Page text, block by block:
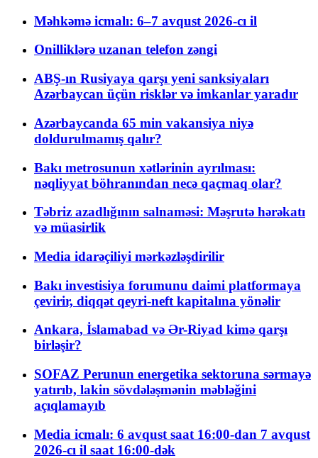
Məhkəmə icmalı: 6–7 avqust 2026-cı il
Onilliklərə uzanan telefon zəngi
ABŞ-ın Rusiyaya qarşı yeni sanksiyaları
Azərbaycan üçün risklər və imkanlar yaradır
Azərbaycanda 65 min vakansiya niyə
doldurulmamış qalır?
Bakı metrosunun xətlərinin ayrılması:
nəqliyyat böhranından necə qaçmaq olar?
Təbriz azadlığının salnaməsi: Məşrutə hərəkatı
və müasirlik
Media idarəçiliyi mərkəzləşdirilir
Bakı investisiya forumunu daimi platformaya
çevirir, diqqət qeyri-neft kapitalına yönəlir
Ankara, İslamabad və Ər-Riyad kimə qarşı
birləşir?
SOFAZ Perunun energetika sektoruna sərmayə
yatırıb, lakin sövdələşmənin məbləğini
açıqlamayıb
Media icmalı: 6 avqust saat 16:00-dan 7 avqust
2026-cı il saat 16:00-dək